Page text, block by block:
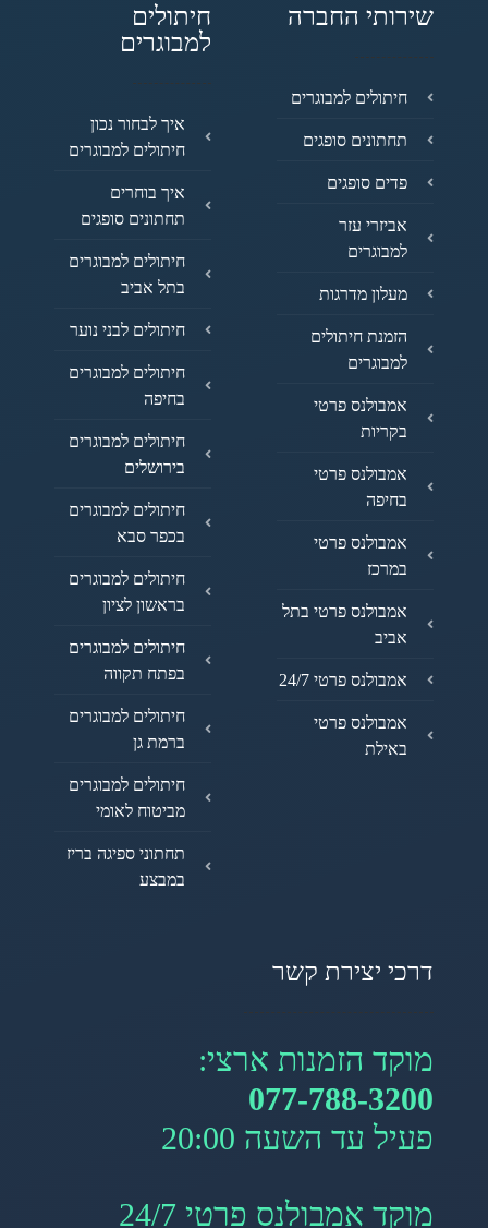
שירותי החברה
חיתולים למבוגרים
תחתונים סופגים
פדים סופגים
אביזרי עזר
למבוגרים
מעלון מדרגות
הזמנת חיתולים
למבוגרים
אמבולנס פרטי
בקריות
אמבולנס פרטי
בחיפה
אמבולנס פרטי
במרכז
אמבולנס פרטי בתל
אביב
אמבולנס פרטי 24/7
אמבולנס פרטי
באילת
חיתולים
למבוגרים
איך לבחור נכון
חיתולים למבוגרים
איך בוחרים
תחתונים סופגים
חיתולים למבוגרים
בתל אביב
חיתולים לבני נוער
חיתולים למבוגרים
בחיפה
חיתולים למבוגרים
בירושלים
חיתולים למבוגרים
בכפר סבא
חיתולים למבוגרים
בראשון לציון
חיתולים למבוגרים
בפתח תקווה
חיתולים למבוגרים
ברמת גן
חיתולים למבוגרים
מביטוח לאומי
תחתוני ספיגה בריז
במבצע
דרכי יצירת קשר
מוקד הזמנות ארצי:
077-788-3200
פעיל עד השעה 20:00
מוקד אמבולנס פרטי 24/7